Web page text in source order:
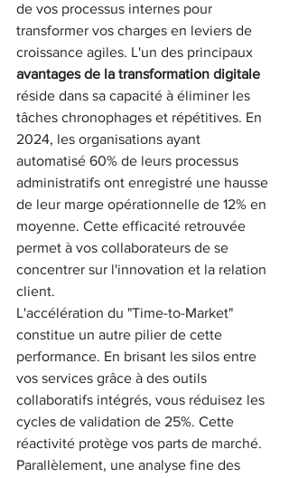
de vos processus internes pour
transformer vos charges en leviers de
croissance agiles. L'un des principaux
avantages de la transformation digitale
réside dans sa capacité à éliminer les
tâches chronophages et répétitives. En
2024, les organisations ayant
automatisé 60% de leurs processus
administratifs ont enregistré une hausse
de leur marge opérationnelle de 12% en
moyenne. Cette efficacité retrouvée
permet à vos collaborateurs de se
concentrer sur l'innovation et la relation
client.
L'accélération du "Time-to-Market"
constitue un autre pilier de cette
performance. En brisant les silos entre
vos services grâce à des outils
collaboratifs intégrés, vous réduisez les
cycles de validation de 25%. Cette
réactivité protège vos parts de marché.
Parallèlement, une analyse fine des